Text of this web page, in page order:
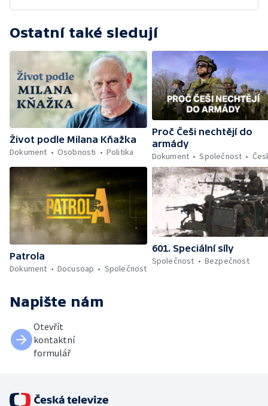
Ostatní také sledují
Život podle Milana Kňažka
Dokument
Osobnosti Politika
Proč Češi nechtějí do
armády
Dokument
Společnost
Patrola
Dokument
Docusoap Společnost
601. Speciální síly
Společnost
Bezpečnost
Napište nám
Otevřít
kontaktní
formulář